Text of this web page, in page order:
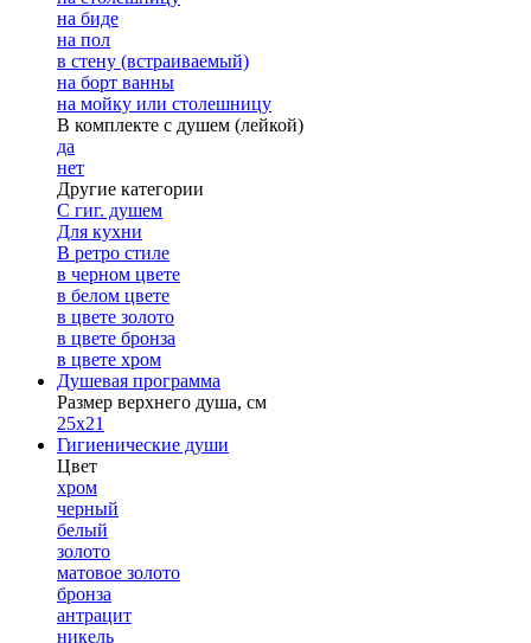
на биде
на пол
в стену (встраиваемый)
на борт ванны
на мойку или столешницу
В комплекте с душем (лейкой)
да
нет
Другие категории
С гиг. душем
Для кухни
В ретро стиле
в черном цвете
в белом цвете
в цвете золото
в цвете бронза
в цвете хром
Душевая программа
Размер верхнего душа, см
25х21
Гигиенические души
Цвет
хром
черный
белый
золото
матовое золото
бронза
антрацит
никель